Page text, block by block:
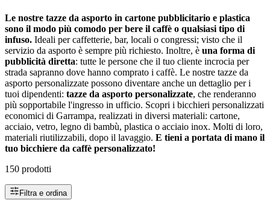
Le nostre tazze da asporto in cartone pubblicitario e plastica
sono il modo più comodo per bere il caffè o qualsiasi tipo di
infuso. Ideali per caffetterie, bar, locali o congressi; visto che il
servizio da asporto è sempre più richiesto. Inoltre, è una forma di
pubblicità diretta: tutte le persone che il tuo cliente incrocia per
strada sapranno dove hanno comprato i caffè. Le nostre tazze da
asporto personalizzate possono diventare anche un dettaglio per i
tuoi dipendenti: tazze da asporto personalizzate, che renderanno
più sopportabile l'ingresso in ufficio. Scopri i bicchieri personalizzati
economici di Garrampa, realizzati in diversi materiali: cartone,
acciaio, vetro, legno di bambù, plastica o acciaio inox. Molti di loro,
materiali riutilizzabili, dopo il lavaggio. E tieni a portata di mano il
tuo bicchiere da caffè personalizzato!
150 prodotti
Filtra e ordina